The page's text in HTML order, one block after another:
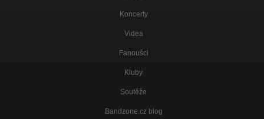
Koncerty
Videa
Fanoušci
Kluby
Soutěže
Bandzone.cz blog